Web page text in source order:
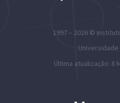
1997 – 2026 ©
Última atualização: 8